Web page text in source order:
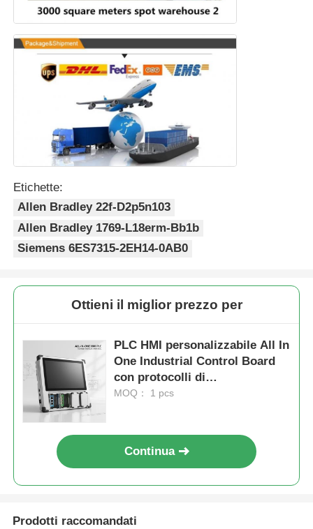
Etichette:
Allen Bradley 22f-D2p5n103
Allen Bradley 1769-L18erm-Bb1b
Siemens 6ES7315-2EH14-0AB0
Ottieni il miglior prezzo per
PLC HMI personalizzabile All In
One Industrial Control Board
con protocolli di
comunicazione multipli e
MOQ： 1 pcs
Continua
Prodotti raccomandati